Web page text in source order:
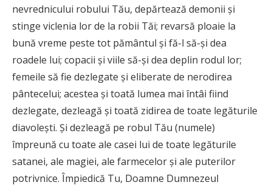
nevrednicului robului Tău, depărtează demonii și
stinge viclenia lor de la robii Tăi; revarsă ploaie la
bună vreme peste tot pământul și fă-l să-și dea
roadele lui; copacii și viile să-și dea deplin rodul lor;
femeile să fie dezlegate și eliberate de nerodirea
pântecelui; acestea și toată lumea mai întâi fiind
dezlegate, dezleagă și toată zidirea de toate legăturile
diavolești. Și dezleagă pe robul Tău (numele)
împreună cu toate ale casei lui de toate legăturile
satanei, ale magiei, ale farmecelor și ale puterilor
potrivnice. Împiedică Tu, Doamne Dumnezeul